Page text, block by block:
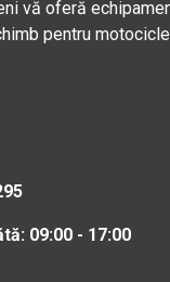
vă oferă
pentru
09:00 - 17:00